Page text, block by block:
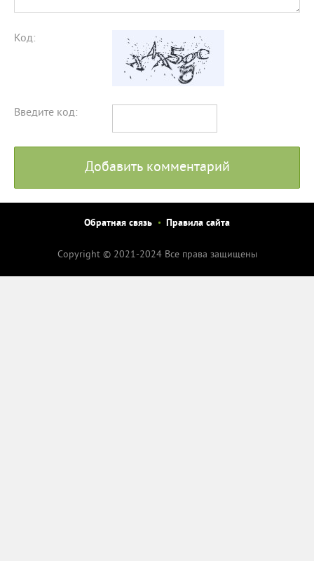
Код:
Введите код:
Добавить комментарий
Обратная связь Правила сайта
Copyright © 2021-2024 Все права защищены